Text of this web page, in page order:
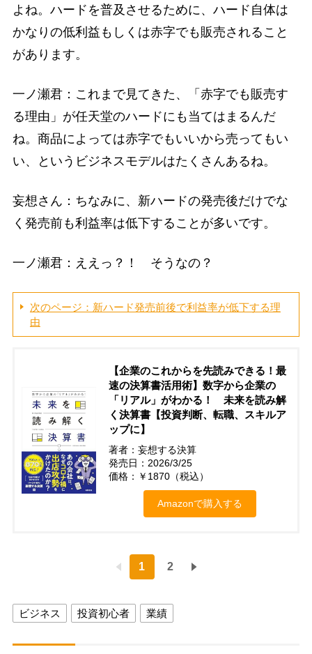
よね。ハードを普及させるために、ハード自体は
かなりの低利益もしくは赤字でも販売されること
があります。
一ノ瀬君：これまで見てきた、「赤字でも販売す
る理由」が任天堂のハードにも当てはまるんだ
ね。商品によっては赤字でもいいから売ってもい
い、というビジネスモデルはたくさんあるね。
妄想さん：ちなみに、新ハードの発売後だけでな
く発売前も利益率は低下することが多いです。
一ノ瀬君：ええっ？！ そうなの？
次のページ：新ハード発売前後で利益率が低下する理
由
【企業のこれからを先読みできる！最
速の決算書活用術】数字から企業の
「リアル」がわかる！ 未来を読み解
く決算書【投資判断、転職、スキルア
ップに】
著者：妄想する決算
発売日：2026/3/25
価格：￥1870（税込）
Amazonで購入する
1 2
ビジネス 投資初心者 業績